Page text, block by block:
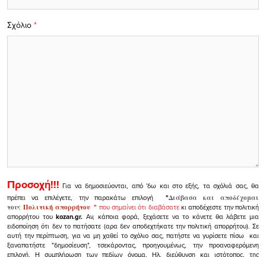
Σχόλιο *
Προσοχή!!! Για να δημοσιεύονται, από 'δω και στο εξής, τα σχόλιά σας, θα
πρέπει να επιλέγετε, την παρακάτω επιλογή
"Διάβασα και αποδέχομαι
τουςΠολιτική απορρήτου" που σημαίνει ότι διαβάσατεκι αποδέχεστε την πολιτική
απορρήτου τουkozan.gr. Αν, κάποια φορά, ξεχάσετε να το κάνετε θα λάβετε μια
ειδοποίηση ότι δεν το πατήσατε (αρα δεν αποδεχτήκατε την πολιτική απορρήτου). Σε
αυτή την περίπτωση, για να μη χαθεί το σχόλιο σας, πατήστε να γυρίσετε πίσω και
ξαναπατήστε "δημοσίευση", τσεκάροντας, προηγουμένως, την προαναφερόμενη
επιλογή.Η συμπλήρωση των πεδίων όνομα, Ηλ. διεύθυνση και ιστότοπος, της